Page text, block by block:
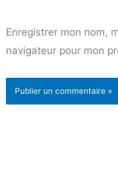
mail*
Enregistrer mon nom,
navigateur pour mon